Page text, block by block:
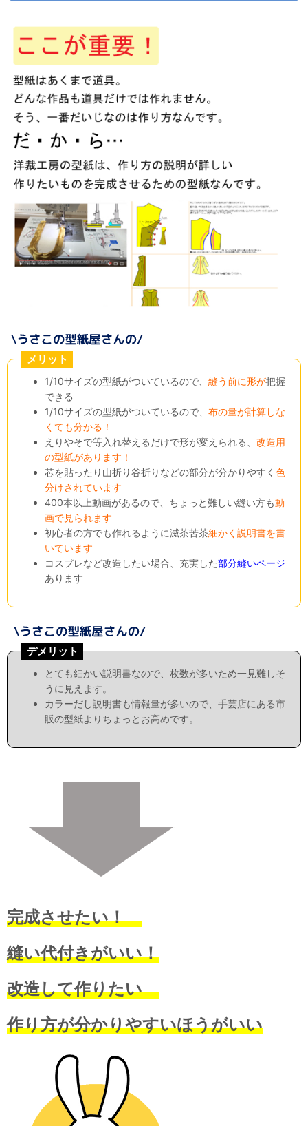
メリット
1/10サイズの型紙がついているので、縫う前に形が把握
できる
1/10サイズの型紙がついているので、布の量が計算しな
くても分かる！
えりやそで等入れ替えるだけで形が変えられる、改造用
の型紙があります！
芯を貼ったり山折り谷折りなどの部分が分かりやすく色
分けされています
400本以上動画があるので、ちょっと難しい縫い方も動
画で見られます
初心者の方でも作れるように滅茶苦茶細かく説明書を書
いています
コスプレなど改造したい場合、充実した部分縫いページ
あります
デメリット
とても細かい説明書なので、枚数が多いため一見難しそ
うに見えます。
カラーだし説明書も情報量が多いので、手芸店にある市
販の型紙よりちょっとお高めです。
完成させたい！
縫い代付きがいい！
改造して作りたい
作り方が分かりやすいほうがいい